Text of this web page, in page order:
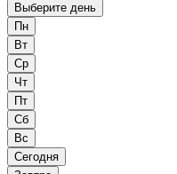
Выберите день
Пн
Вт
Ср
Чт
Пт
Сб
Вс
Сегодня